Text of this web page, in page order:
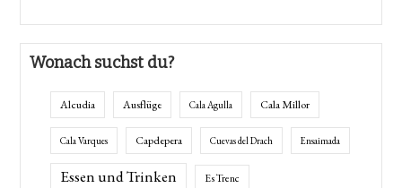
Wonach suchst du?
Alcudia Ausflüge Cala Agulla Cala Millor
Cala Varques Capdepera Cuevas del Drach Ensaimada
Essen und Trinken Es Trenc